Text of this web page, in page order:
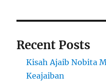
Recent Posts
Kisah Ajaib Nobita
Keajaiban